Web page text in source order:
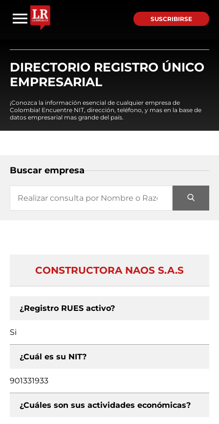
SUSCRIBIRSE
DIRECTORIO REGISTRO ÚNICO
EMPRESARIAL
¡Conozca la información esencial de cualquier empresa de
Colombia! Encuentre NIT, dirección, teléfono, y mas en la base de
datos empresarial mas grande del país.
Buscar empresa
CONSTRUCTORA NAOS S.A.S
¿Registro RUES activo?
Si
¿Cuál es su NIT?
901331933
¿Cuáles son sus actividades económicas?